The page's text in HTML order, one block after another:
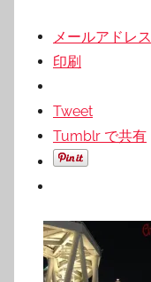
メールアドレス
印刷
Tweet
Tumblr で共有